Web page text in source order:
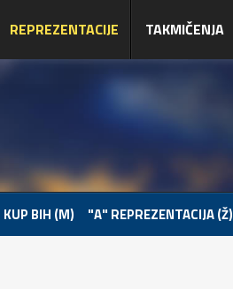
REPREZENTACIJE TAKMIČENJA
KUP BIH (M) "A" REPREZENTACIJA (Ž)